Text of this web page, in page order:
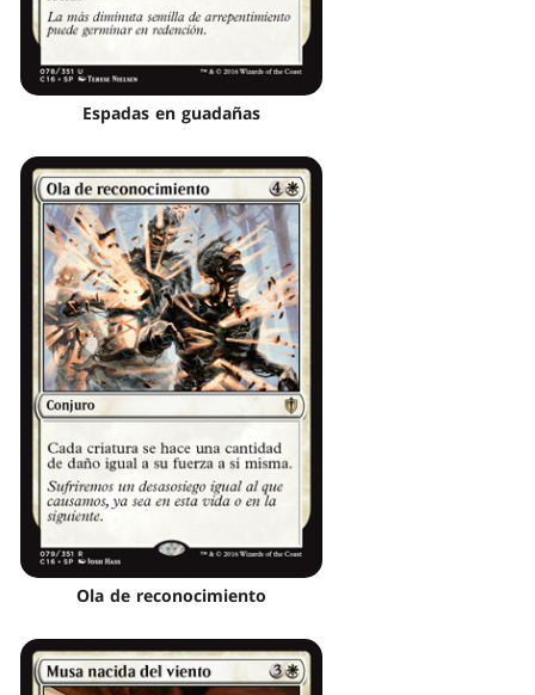
Espadas en guadañas
Ola de reconocimiento